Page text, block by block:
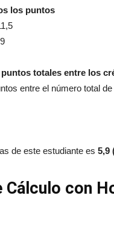
los puntos
totales entre los
entre el número total
de este estudiante es 5,9
Cálculo con